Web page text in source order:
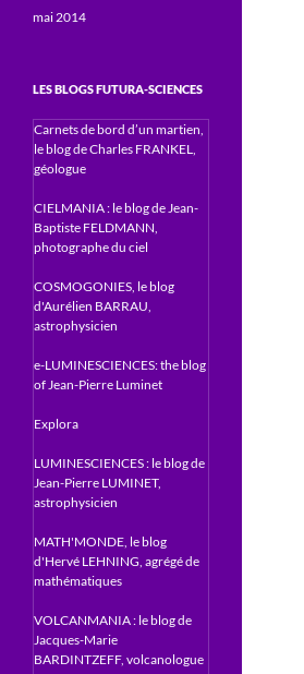
mai 2014
LES BLOGS FUTURA-SCIENCES
Carnets de bord d’un martien,
le blog de Charles FRANKEL,
géologue
CIELMANIA : le blog de Jean-
Baptiste FELDMANN,
photographe du ciel
COSMOGONIES, le blog
d'Aurélien BARRAU,
astrophysicien
e-LUMINESCIENCES: the blog
of Jean-Pierre Luminet
Explora
LUMINESCIENCES : le blog de
Jean-Pierre LUMINET,
astrophysicien
MATH'MONDE, le blog
d'Hervé LEHNING, agrégé de
mathématiques
VOLCANMANIA : le blog de
Jacques-Marie
BARDINTZEFF, volcanologue